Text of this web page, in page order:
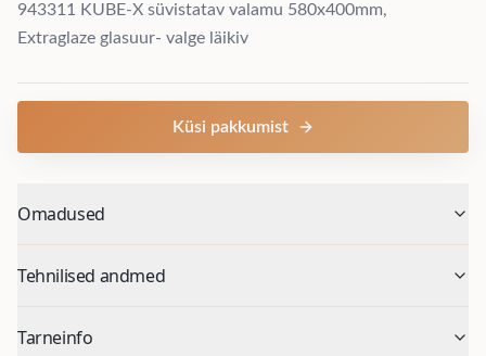
943311 KUBE-X süvistatav valamu 580x400mm,
Extraglaze glasuur- valge läikiv
Küsi pakkumist
Omadused
Tehnilised andmed
Tarneinfo